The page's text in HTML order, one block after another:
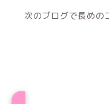
次のブログで長めの